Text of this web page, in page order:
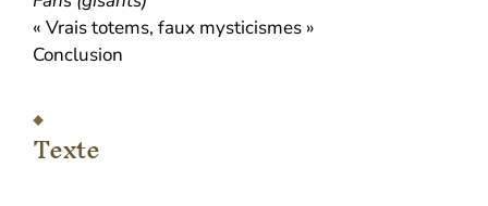
« Vrais totems, faux mysticismes »
Conclusion
Texte